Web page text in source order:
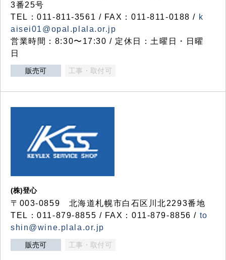
3番25号
TEL：011-811-3561 / FAX：011-811-0188 / k
aisei01@opal.plala.or.jp
営業時間：8:30〜17:30 / 定休日：土曜日・日曜
日
販売可 工事・取付可
(株)登心
〒003-0859 北海道札幌市白石区川北2293番地
TEL：011-879-8855 / FAX：011-879-8856 / to
shin@wine.plala.or.jp
販売可 工事・取付可